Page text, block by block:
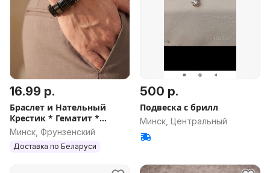
16.99 р.
Браслет и Нательный
Крестик * Гематит *
Натуральный камень
Минск, Фрунзенский
Доставка по Беларуси
500 р.
Подвеска с брилл
Минск, Центральный